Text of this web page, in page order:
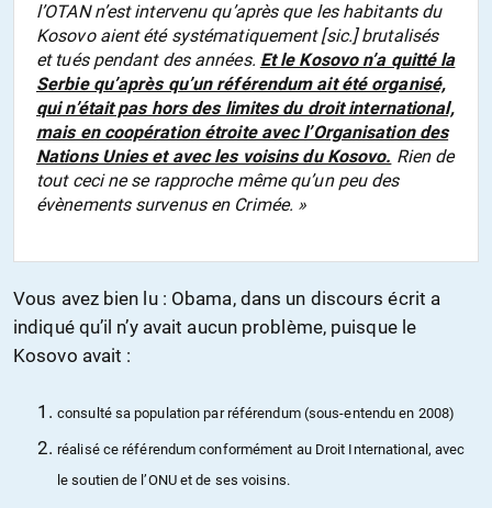
l’OTAN n’est intervenu qu’après que les habitants du
Kosovo aient été systématiquement [sic.] brutalisés
et tués pendant des années. Et le Kosovo n’a quitté la
Serbie qu’après qu’un référendum ait été organisé,
qui n’était pas hors des limites du droit international,
mais en coopération étroite avec l’Organisation des
Nations Unies et avec les voisins du Kosovo. Rien de
tout ceci ne se rapproche même qu’un peu des
évènements survenus en Crimée. »
Vous avez bien lu : Obama, dans un discours écrit a
indiqué qu’il n’y avait aucun problème, puisque le
Kosovo avait :
consulté sa population par référendum (sous-entendu en 2008)
réalisé ce référendum conformément au Droit International, avec
le soutien de l’ONU et de ses voisins.